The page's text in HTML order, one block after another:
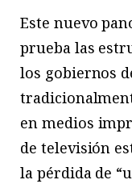
Este nuevo
prueba las
los gobiernos
en medios
de televisión
la pérdida de